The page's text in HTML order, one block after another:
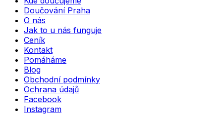
Doučování Praha
O nás
Jak to u nás funguje
Ceník
Kontakt
Pomáháme
Blog
Obchodní podmínky
Ochrana údajů
Facebook
Instagram